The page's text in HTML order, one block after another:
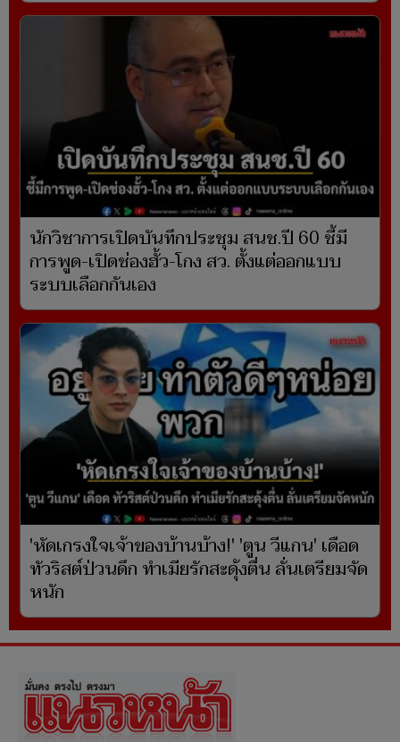
นักวิชาการเปิดบันทึกประชุม สนช.ปี 60 ชี้มี
การพูด-เปิดช่องฮั้ว-โกง สว. ตั้งแต่ออกแบบ
ระบบเลือกกันเอง
'หัดเกรงใจเจ้าของบ้านบ้าง!' 'ตูน วีแกน' เดือด
ทัวริสต์ป่วนดึก ทำเมียรักสะดุ้งตื่น ลั่นเตรียมจัด
หนัก